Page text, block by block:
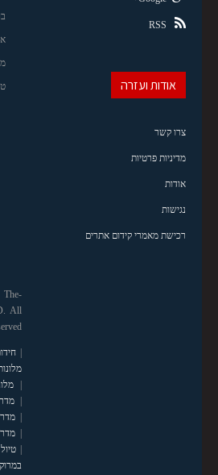
RSS
אודות ועזרה
צרו קשר
מדיניות פרטיות
אודות
נגישות
רכישת מאמרי קידום אתרים
All
|
|
|
|
|
|